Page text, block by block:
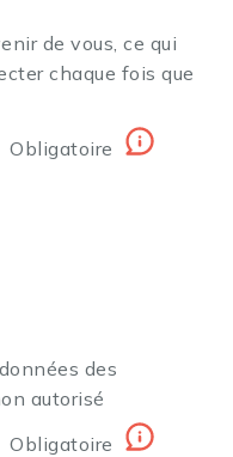
de vous, ce qui
chaque fois que
Obligatoire
des
autorisé
Obligatoire